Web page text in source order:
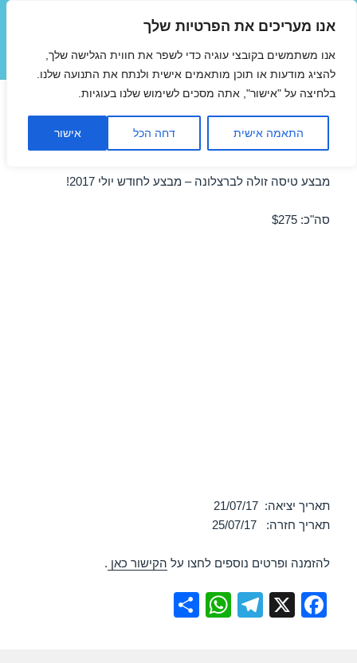
אנו מעריכים את הפרטיות שלך
אנו משתמשים בקובצי עוגיה כדי לשפר את חווית הגלישה שלך,
להציג מודעות או תוכן מותאמים אישית ולנתח את התנועה שלנו.
בלחיצה על "אישור", אתה מסכים לשימוש שלנו בעוגיות.
התאמה אישית דחה הכל אישור
תפריטים
ווידג'טים
טיסות זולות לברצלונה ביולי
21/07/2017
מבצע טיסה זולה לברצלונה – מבצע לחודש יולי 2017!
סה"כ: $275
תאריך יציאה: 21/07/17
תאריך חזרה: 25/07/17
להזמנה ופרטים נוספים לחצו על הקישור כאן .
F
X
T
W